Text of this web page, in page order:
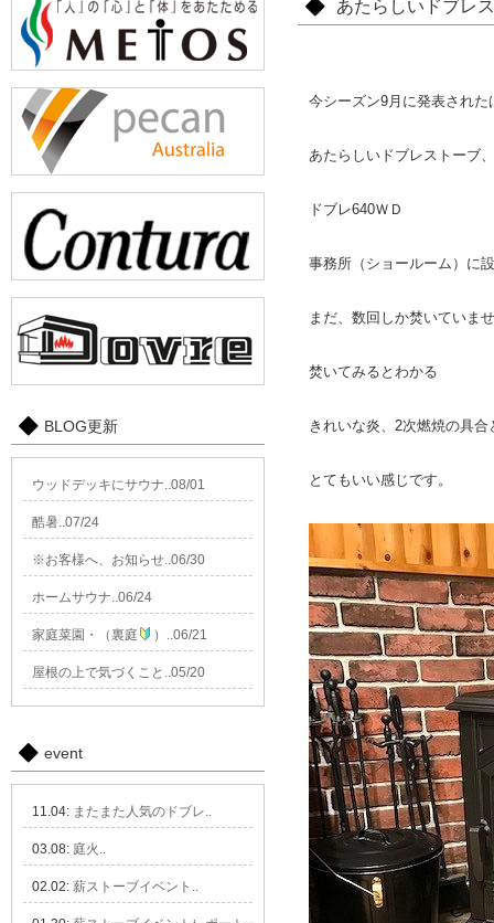
あたらしいドブレ
今シーズン9月に発表された
あたらしいドブレストーブ、
ドブレ640ＷＤ
事務所（ショールーム）に
まだ、数回しか焚いていま
焚いてみるとわかる
きれいな炎、2次燃焼の具合
とてもいい感じです。
BLOG更新
ウッドデッキにサウナ..08/01
酷暑..07/24
※お客様へ、お知らせ..06/30
ホームサウナ..06/24
家庭菜園・（裏庭 ）..06/21
屋根の上で気づくこと..05/20
event
11.04: またまた人気のドブレ..
03.08: 庭火..
02.02: 薪ストーブイベント..